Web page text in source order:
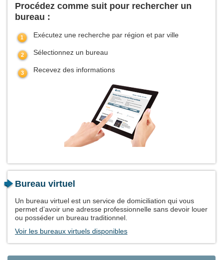
Procédez comme suit pour rechercher un
bureau :
Exécutez une recherche par région et par ville
Sélectionnez un bureau
Recevez des informations
Bureau virtuel
Un bureau virtuel est un service de domiciliation qui vous
permet d’avoir une adresse professionnelle sans devoir louer
ou posséder un bureau traditionnel.
Voir les bureaux virtuels disponibles